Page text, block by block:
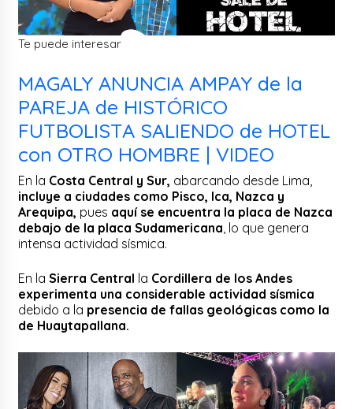
Te puede interesar
MAGALY ANUNCIA AMPAY de la
PAREJA de HISTÓRICO
FUTBOLISTA SALIENDO de HOTEL
con OTRO HOMBRE | VIDEO
En la Costa Central y Sur, abarcando desde Lima,
incluye a ciudades como Pisco, Ica, Nazca y
Arequipa, pues aquí se encuentra la placa de Nazca
debajo de la placa Sudamericana , lo que genera
intensa actividad sísmica.
En laSierra Central la Cordillera de los Andes
experimenta una considerable actividad sísmica
debido a la presencia de fallas geológicas como la
de Huaytapallana.